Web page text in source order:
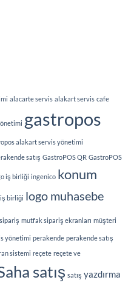
alacarte servis alakart servis cafe
gastropos
alakart servis yönetimi
satış GastroPOS QR GastroPOS
iş birliği ingenico konum
iş birliği logo muhasebe
mutfak sipariş ekranları müşteri
yönetimi perakende perakende satış
sistemi reçete reçete ve
satış satış yazdırma